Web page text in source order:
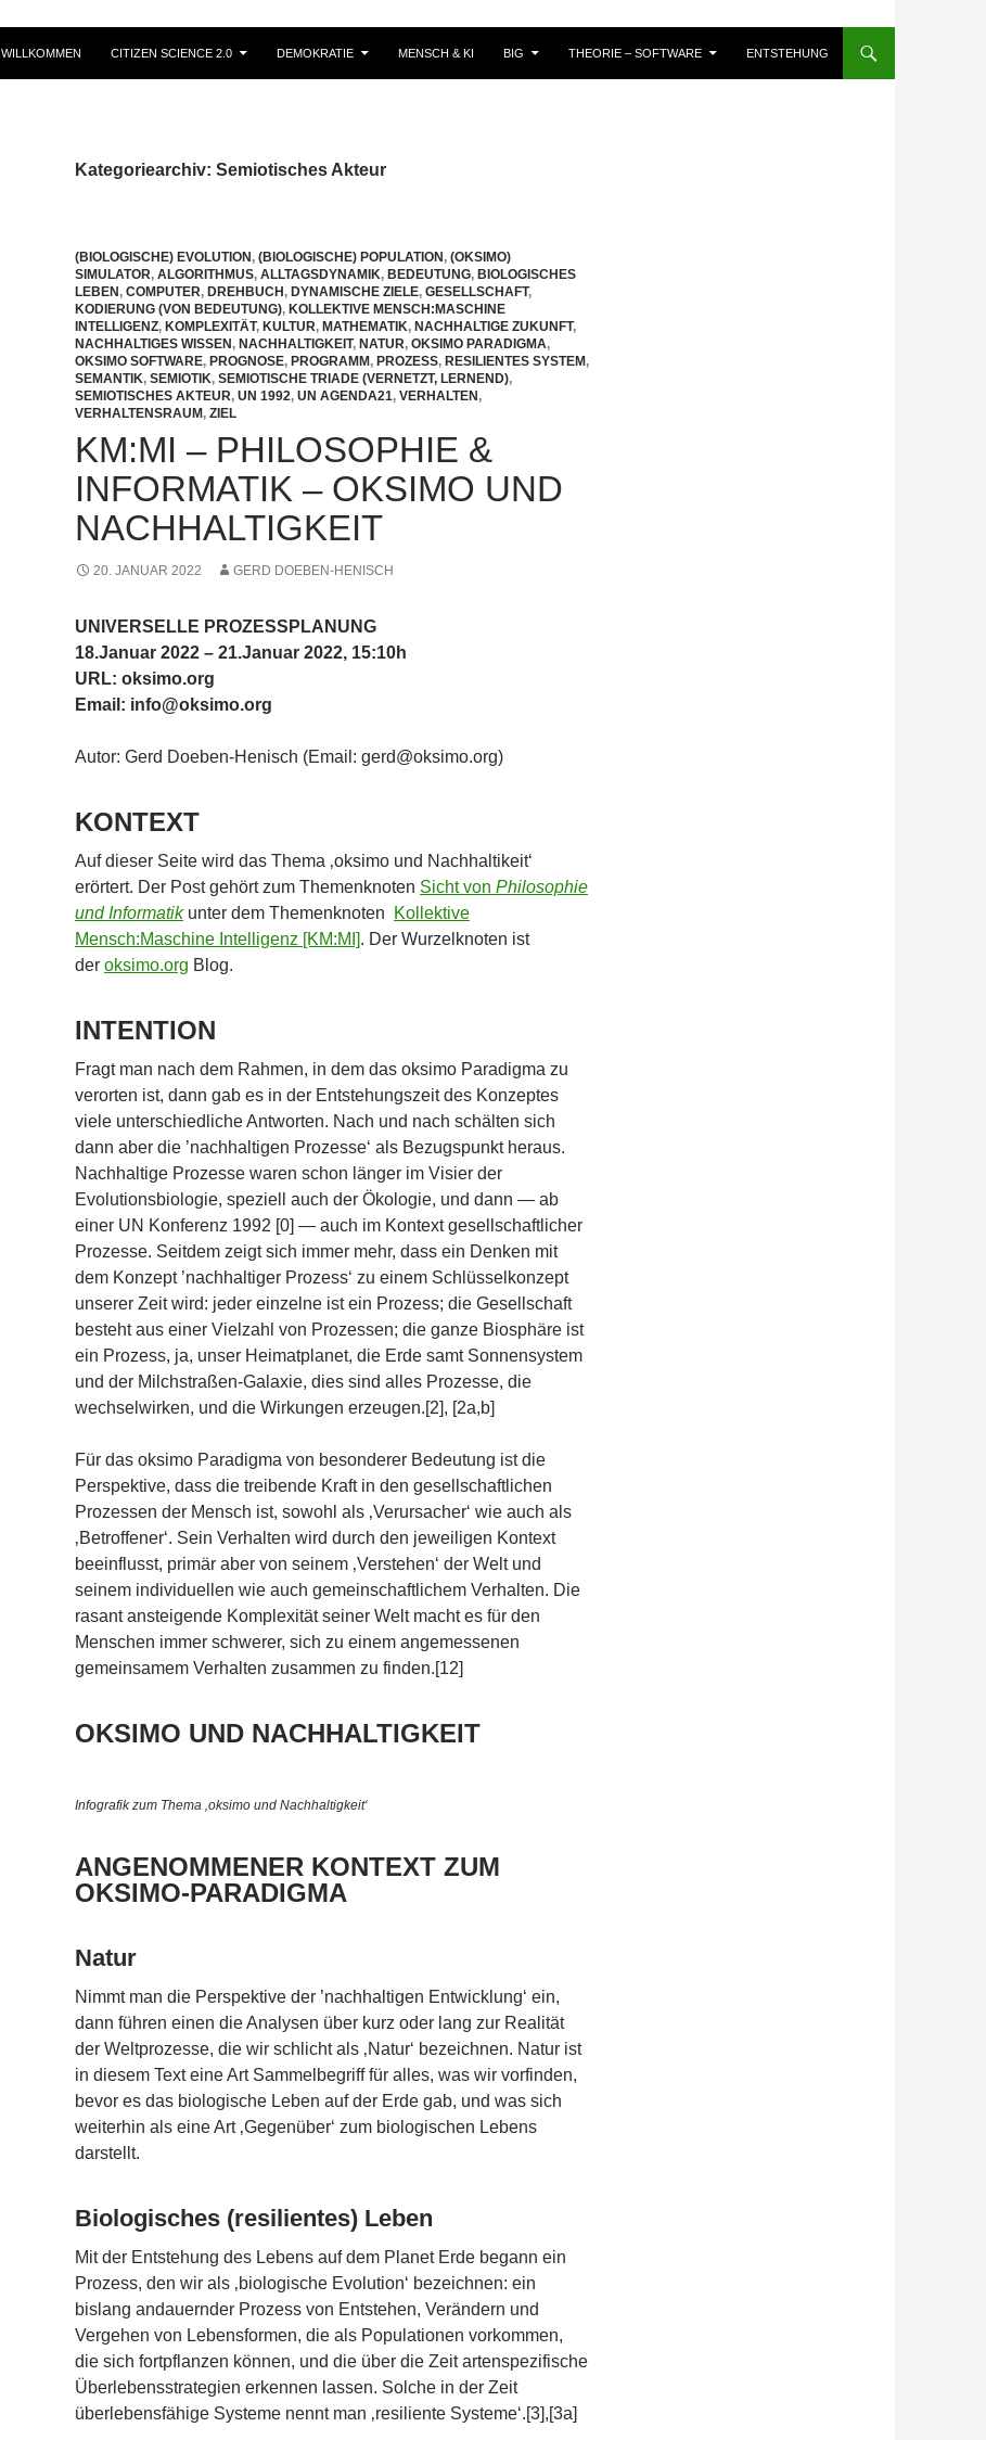
WILLKOMMEN CITIZEN SCIENCE 2.0 DEMOKRATIE MENSCH & KI BIG THEORIE – SOFTWARE ENTSTEHUNG
Kategoriearchiv: Semiotisches Akteur
(BIOLOGISCHE) EVOLUTION, (BIOLOGISCHE) POPULATION, (OKSIMO)
SIMULATOR, ALGORITHMUS, ALLTAGSDYNAMIK, BEDEUTUNG, BIOLOGISCHES
LEBEN, COMPUTER, DREHBUCH, DYNAMISCHE ZIELE, GESELLSCHAFT,
KODIERUNG (VON BEDEUTUNG), KOLLEKTIVE MENSCH:MASCHINE
INTELLIGENZ, KOMPLEXITÄT, KULTUR, MATHEMATIK, NACHHALTIGE ZUKUNFT,
NACHHALTIGES WISSEN, NACHHALTIGKEIT, NATUR, OKSIMO PARADIGMA,
OKSIMO SOFTWARE, PROGNOSE, PROGRAMM, PROZESS, RESILIENTES SYSTEM,
SEMANTIK, SEMIOTIK, SEMIOTISCHE TRIADE (VERNETZT, LERNEND),
SEMIOTISCHES AKTEUR, UN 1992, UN AGENDA21, VERHALTEN,
VERHALTENSRAUM, ZIEL
KM:MI – PHILOSOPHIE &
INFORMATIK – OKSIMO UND
NACHHALTIGKEIT
20. JANUAR 2022 GERD DOEBEN-HENISCH
UNIVERSELLE PROZESSPLANUNG
18.Januar 2022 – 21.Januar 2022, 15:10h
URL: oksimo.org
Email: info@oksimo.org
Autor: Gerd Doeben-Henisch (Email: gerd@oksimo.org)
KONTEXT
Auf dieser Seite wird das Thema ‚oksimo und Nachhaltikeit‘
erörtert. Der Post gehört zum Themenknoten Sicht von Philosophie
und Informatikunter dem Themenknoten
Kollektive
Mensch:Maschine Intelligenz [KM:MI]. Der Wurzelknoten ist
der oksimo.org Blog.
INTENTION
Fragt man nach dem Rahmen, in dem das oksimo Paradigma zu
verorten ist, dann gab es in der Entstehungszeit des Konzeptes
viele unterschiedliche Antworten. Nach und nach schälten sich
dann aber die ’nachhaltigen Prozesse‘ als Bezugspunkt heraus.
Nachhaltige Prozesse waren schon länger im Visier der
Evolutionsbiologie, speziell auch der Ökologie, und dann — ab
einer UN Konferenz 1992 [0] — auch im Kontext gesellschaftlicher
Prozesse. Seitdem zeigt sich immer mehr, dass ein Denken mit
dem Konzept ’nachhaltiger Prozess‘ zu einem Schlüsselkonzept
unserer Zeit wird: jeder einzelne ist ein Prozess; die Gesellschaft
besteht aus einer Vielzahl von Prozessen; die ganze Biosphäre ist
ein Prozess, ja, unser Heimatplanet, die Erde samt Sonnensystem
und der Milchstraßen-Galaxie, dies sind alles Prozesse, die
wechselwirken, und die Wirkungen erzeugen.[2], [2a,b]
Für das oksimo Paradigma von besonderer Bedeutung ist die
Perspektive, dass die treibende Kraft in den gesellschaftlichen
Prozessen der Mensch ist, sowohl als ‚Verursacher‘ wie auch als
‚Betroffener‘. Sein Verhalten wird durch den jeweiligen Kontext
beeinflusst, primär aber von seinem ‚Verstehen‘ der Welt und
seinem individuellen wie auch gemeinschaftlichem Verhalten. Die
rasant ansteigende Komplexität seiner Welt macht es für den
Menschen immer schwerer, sich zu einem angemessenen
gemeinsamem Verhalten zusammen zu finden.[12]
OKSIMO UND NACHHALTIGKEIT
Infografik zum Thema ‚oksimo und Nachhaltigkeit‘
ANGENOMMENER KONTEXT ZUM
OKSIMO-PARADIGMA
Natur
Nimmt man die Perspektive der ’nachhaltigen Entwicklung‘ ein,
dann führen einen die Analysen über kurz oder lang zur Realität
der Weltprozesse, die wir schlicht als ‚Natur‘ bezeichnen. Natur ist
in diesem Text eine Art Sammelbegriff für alles, was wir vorfinden,
bevor es das biologische Leben auf der Erde gab, und was sich
weiterhin als eine Art ‚Gegenüber‘ zum biologischen Lebens
darstellt.
Biologisches (resilientes) Leben
Mit der Entstehung des Lebens auf dem Planet Erde begann ein
Prozess, den wir als ‚biologische Evolution‘ bezeichnen: ein
bislang andauernder Prozess von Entstehen, Verändern und
Vergehen von Lebensformen, die als Populationen vorkommen,
die sich fortpflanzen können, und die über die Zeit artenspezifische
Überlebensstrategien erkennen lassen. Solche in der Zeit
überlebensfähige Systeme nennt man ‚resiliente Systeme‘.[3],[3a]